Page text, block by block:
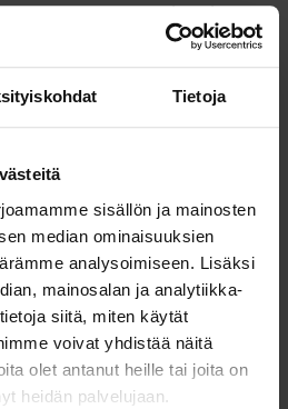
Tietoja
sisällön ja mainosten
median ominaisuuksien
analysoimiseen. Lisäksi
mainosalan ja analytiikka-
siitä, miten käytät
voivat yhdistää näitä
olet antanut heille tai joita on
heidän palvelujaan.
vanhentuneet ja osin
osalta muistiossa on
Solvenssi II ja
sijoitustoiminta tai
ainakin
EU-sääntelyn ja
Myös
on hallituksessa
on tärkeää, että